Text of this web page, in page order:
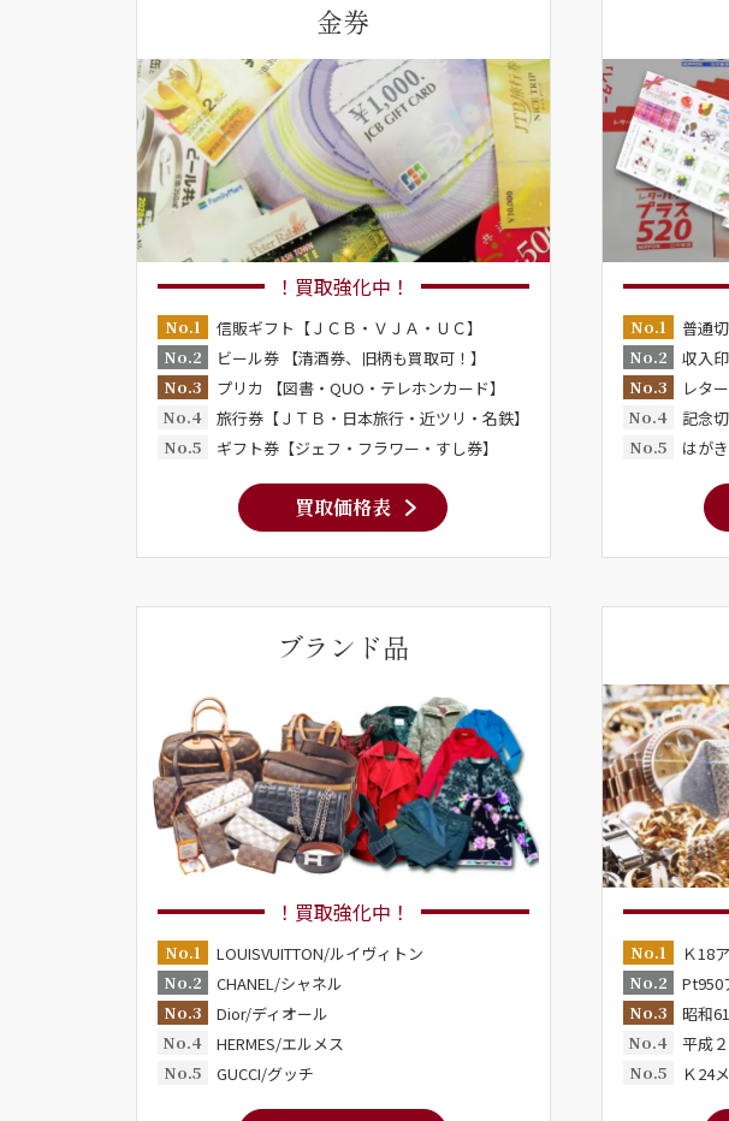
金券
！買取強化中！
No.1
信販ギフト【ＪＣＢ・ＶＪＡ・ＵＣ】
No.2
ビール券 【清酒券、旧柄も買取可！】
No.3
プリカ 【図書・QUO・テレホンカード】
No.4
旅行券【ＪＴＢ・日本旅行・近ツリ・名鉄】
No.5
ギフト券【ジェフ・フラワー・すし券】
買取価格表
No.1
普通
No.2
収入
No.3
レタ
No.4
記念
No.5
はが
ブランド品
！買取強化中！
No.1
LOUISVUITTON/ルイヴィトン
No.2
CHANEL/シャネル
No.3
Dior/ディオール
No.4
HERMES/エルメス
No.5
GUCCI/グッチ
No.1
Ｋ18
No.2
Pt950
No.3
昭和
No.4
平成
No.5
Ｋ24